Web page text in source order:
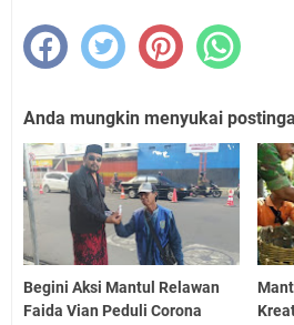
Anda mungkin menyukai
Begini Aksi Mantul Relawan
Faida Vian Peduli Corona